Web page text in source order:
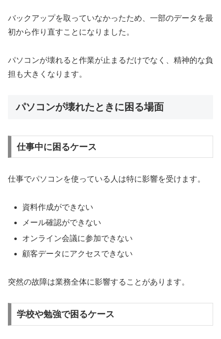
バックアップを取っていなかったため、一部のデータを最
初から作り直すことになりました。
パソコンが壊れると作業が止まるだけでなく、精神的な負
担も大きくなります。
パソコンが壊れたときに困る場面
仕事中に困るケース
仕事でパソコンを使っている人は特に影響を受けます。
資料作成ができない
メール確認ができない
オンライン会議に参加できない
顧客データにアクセスできない
突然の故障は業務全体に影響することがあります。
学校や勉強で困るケース